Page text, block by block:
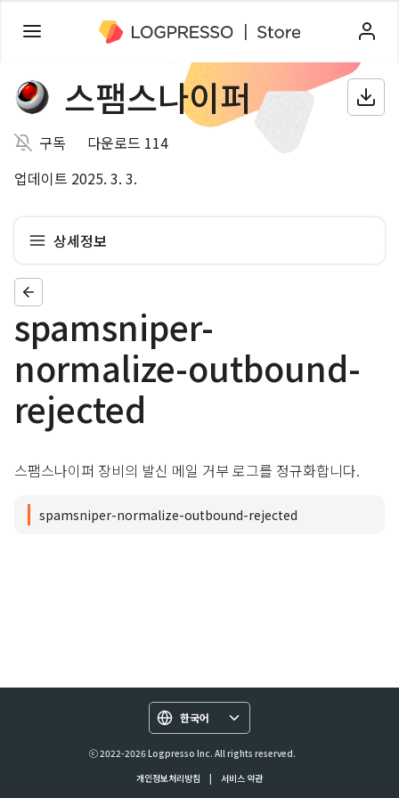
스팸스나이퍼
구독
다운로드 114
업데이트 2025. 3. 3.
상세정보
spamsniper-
normalize-outbound-
rejected
스팸스나이퍼 장비의 발신 메일 거부 로그를 정규화합니다.
spamsniper-normalize-outbound-rejected
한국어
ⓒ 2022-2026 Logpresso Inc. All rights reserved.
개인정보처리방침
| 서비스 약관